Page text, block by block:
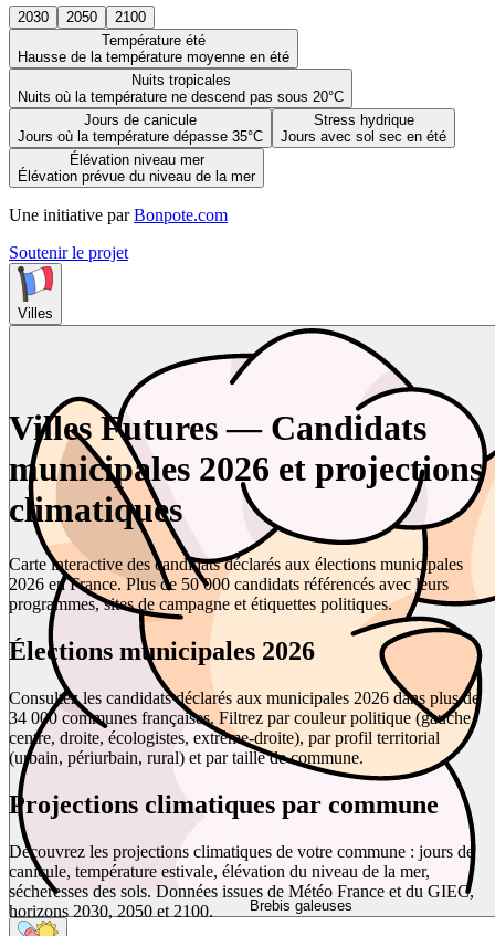
2030 2050
2100
Température été
Hausse de la température moyenne en été
Nuits tropicales
Nuits où la température ne descend pas sous 20°C
Jours de canicule
Jours où la température dépasse 35°C
Stress hydrique
Jours avec sol sec en été
Élévation niveau mer
Élévation prévue du niveau de la mer
Une initiative par Bonpote.com
Soutenir le projet
Villes
Brebis galeuses
Villes Futures — Candidats
municipales 2026 et projections
climatiques
Carte interactive des candidats déclarés aux élections municipales
2026 en France. Plus de 50 000 candidats référencés avec leurs
programmes, sites de campagne et étiquettes politiques.
Élections municipales 2026
Consultez les candidats déclarés aux municipales 2026 dans plus de
34 000 communes françaises. Filtrez par couleur politique (gauche,
centre, droite, écologistes, extrême-droite), par profil territorial
(urbain, périurbain, rural) et par taille de commune.
Projections climatiques par commune
Découvrez les projections climatiques de votre commune : jours de
canicule, température estivale, élévation du niveau de la mer,
sécheresses des sols. Données issues de Météo France et du GIEC,
horizons 2030, 2050 et 2100.